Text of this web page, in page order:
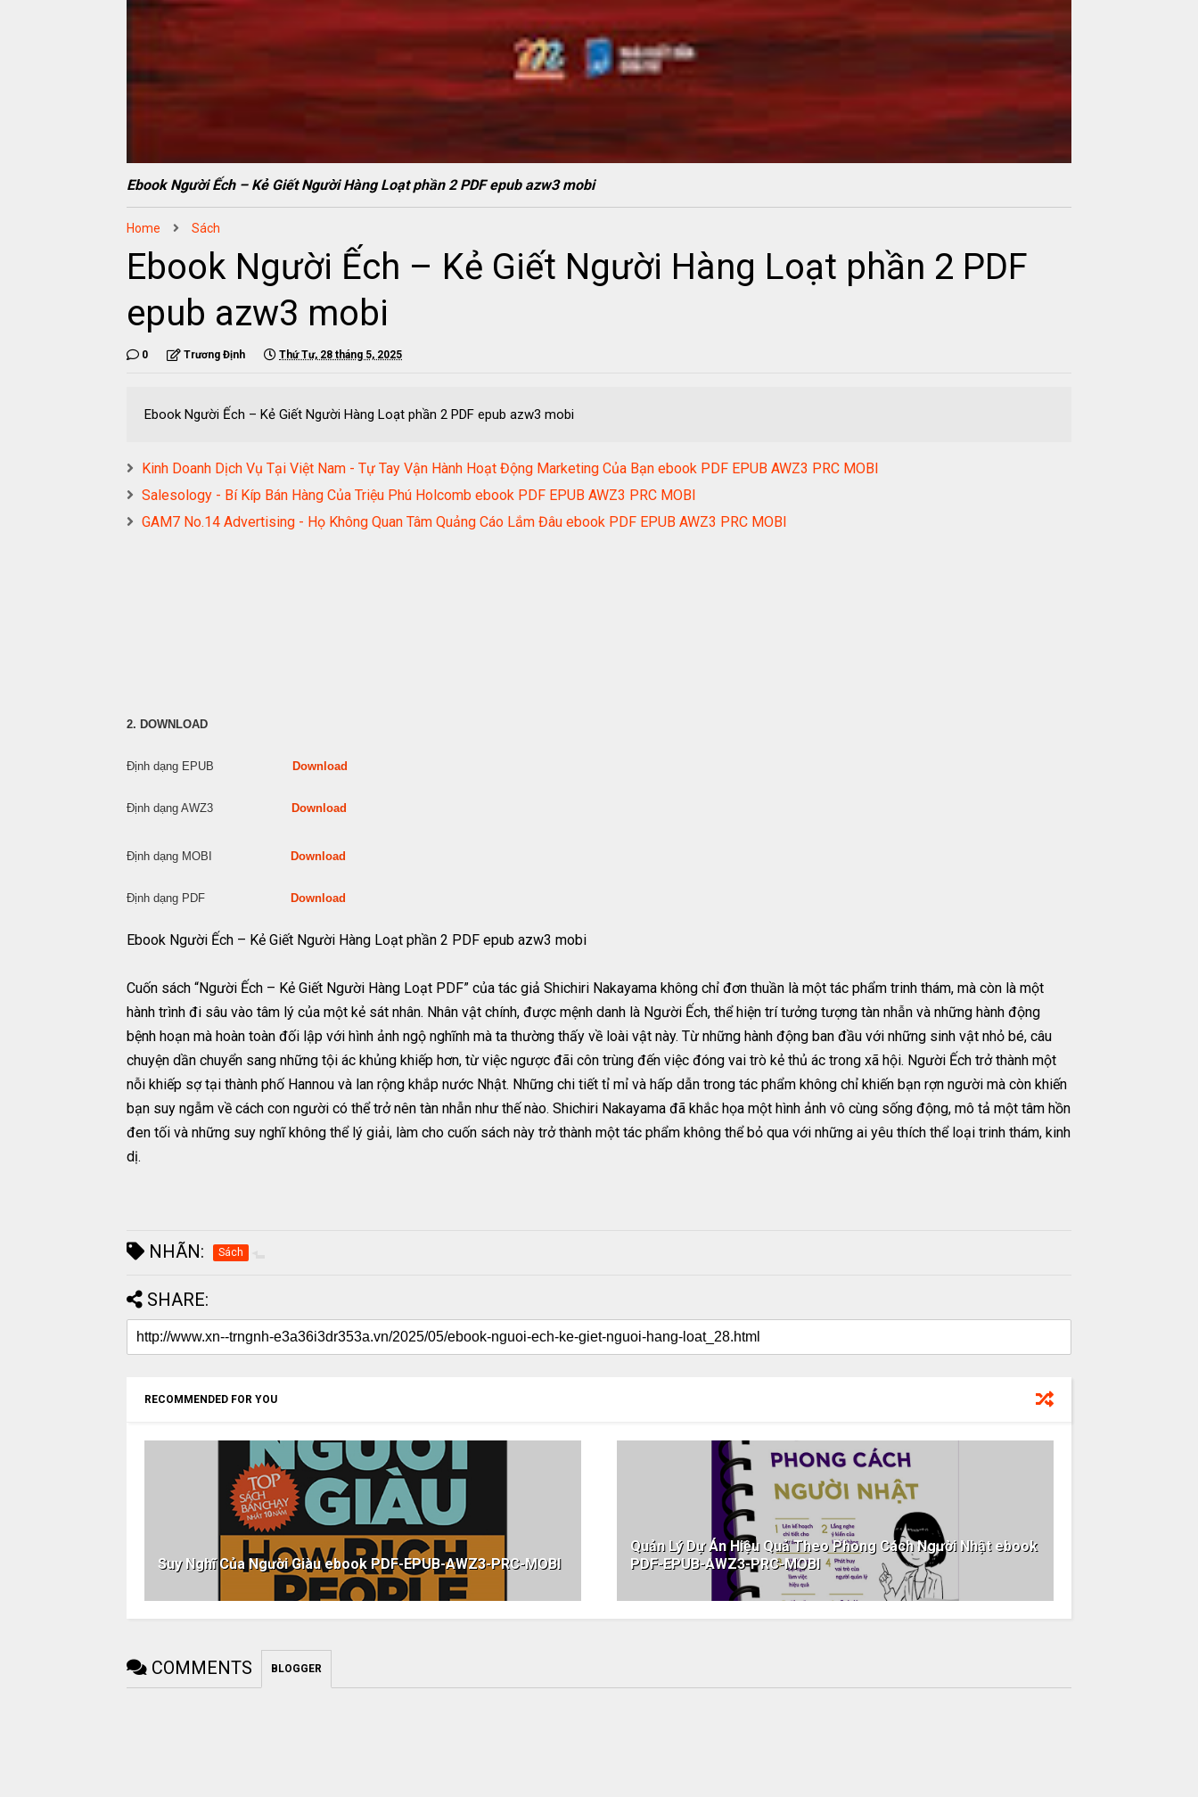
Ebook Người Ếch – Kẻ Giết Người Hàng Loạt phần 2 PDF epub azw3 mobi
Home Sách
Ebook Người Ếch – Kẻ Giết Người Hàng Loạt phần 2 PDF
epub azw3 mobi
0 Trương Định Thứ Tư, 28 tháng 5, 2025
Ebook Người Ếch – Kẻ Giết Người Hàng Loạt phần 2 PDF epub azw3 mobi
Kinh Doanh Dịch Vụ Tại Việt Nam - Tự Tay Vận Hành Hoạt Động Marketing Của Bạn ebook PDF EPUB AWZ3 PRC MOBI
Salesology - Bí Kíp Bán Hàng Của Triệu Phú Holcomb ebook PDF EPUB AWZ3 PRC MOBI
GAM7 No.14 Advertising - Họ Không Quan Tâm Quảng Cáo Lắm Đâu ebook PDF EPUB AWZ3 PRC MOBI
2. DOWNLOAD
Định dạng EPUB Download
Định dạng AWZ3 Download
Định dạng MOBI Download
Định dạng PDF Download
Ebook Người Ếch – Kẻ Giết Người Hàng Loạt phần 2 PDF epub azw3 mobi
Cuốn sách “Người Ếch – Kẻ Giết Người Hàng Loạt PDF” của tác giả Shichiri Nakayama không chỉ đơn thuần là một tác phẩm trinh thám, mà còn là một
hành trình đi sâu vào tâm lý của một kẻ sát nhân. Nhân vật chính, được mệnh danh là Người Ếch, thể hiện trí tưởng tượng tàn nhẫn và những hành động
bệnh hoạn mà hoàn toàn đối lập với hình ảnh ngộ nghĩnh mà ta thường thấy về loài vật này. Từ những hành động ban đầu với những sinh vật nhỏ bé, câu
chuyện dần chuyển sang những tội ác khủng khiếp hơn, từ việc ngược đãi côn trùng đến việc đóng vai trò kẻ thủ ác trong xã hội. Người Ếch trở thành một
nỗi khiếp sợ tại thành phố Hannou và lan rộng khắp nước Nhật. Những chi tiết tỉ mỉ và hấp dẫn trong tác phẩm không chỉ khiến bạn rợn người mà còn khiến
bạn suy ngẫm về cách con người có thể trở nên tàn nhẫn như thế nào. Shichiri Nakayama đã khắc họa một hình ảnh vô cùng sống động, mô tả một tâm hồn
đen tối và những suy nghĩ không thể lý giải, làm cho cuốn sách này trở thành một tác phẩm không thể bỏ qua với những ai yêu thích thể loại trinh thám, kinh
dị.
NHÃN: Sách
SHARE:
RECOMMENDED FOR YOU
Suy Nghĩ Của Người Giàu ebook PDF-EPUB-AWZ3-PRC-MOBI
Quản Lý Dự Án Hiệu Quả Theo Phong Cách Người Nhật ebook
PDF-EPUB-AWZ3-PRC-MOBI
COMMENTS BLOGGER